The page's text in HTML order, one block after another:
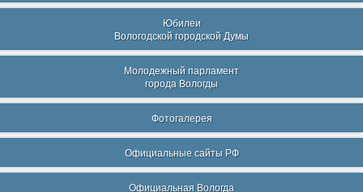
Юбилеи
Вологодской городской Думы
Молодежный парламент
города Вологды
Фотогалерея
Официальные сайты РФ
Официальная Вологда